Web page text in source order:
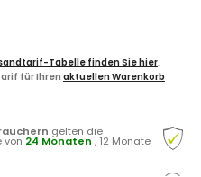
Tabelle finden Sie hier.
für Ihren aktuellen Warenkorb
gelten die
von 24 Monaten , 12 Monate